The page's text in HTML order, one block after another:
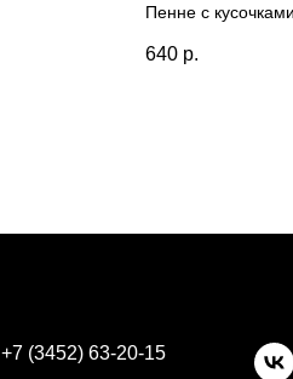
Пенне с
томатов, очень
640 р.
+7 (3452) 63-20-15